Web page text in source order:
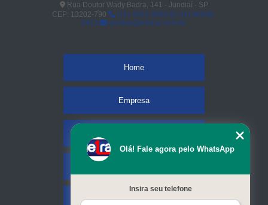
Rua Doutor Wady Badra, 141 - Jundiaí - SP
CEP: 13202-790
(11) 4523-3890
(11) 96848-
0413
vendas@eletrac.com.br
Home
Empresa
Contato
Olá! Fale agora pelo WhatsApp
Insira seu telefone